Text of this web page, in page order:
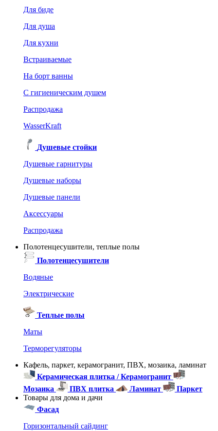
Для биде
Для душа
Для кухни
Встраиваемые
На борт ванны
C гигиеническим душем
Распродажа
WasserKraft
Душевые стойки
Душевые гарнитуры
Душевые наборы
Душевые панели
Аксессуары
Распродажа
Полотенцесушители, теплые полы
Полотенцесушители
Водяные
Электрические
Теплые полы
Маты
Терморегуляторы
Кафель, паркет, керамогранит, ПВХ, мозаика, ламинат
Керамическая плитка / Керамогранит
Мозаика
ПВХ плитка Ламинат
Паркет
Товары для дома и дачи
Фасад
Горизонтальный сайдинг